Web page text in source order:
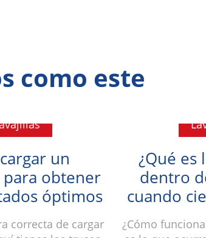
como este
un
para obtener
óptimos
correcta de cargar
¿Qué
dentro
cuando
¿Cómo